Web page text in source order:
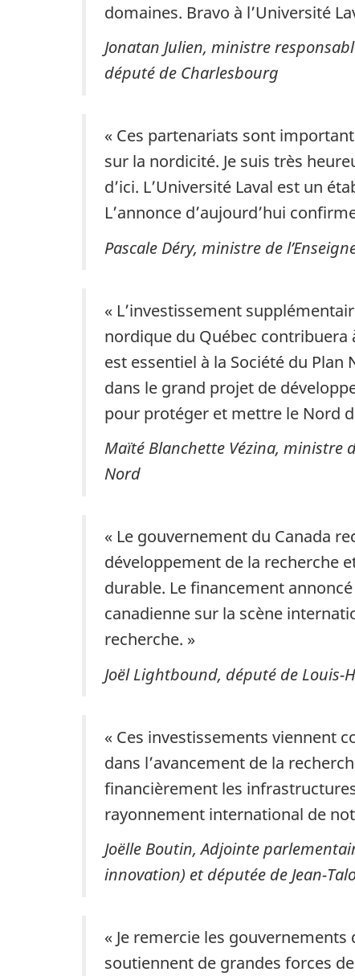
domaines. Bravo à l’Université
Jonatan Julien, ministre
député de Charlesbourg
« Ces partenariats sont
sur la nordicité. Je suis très
d’ici. L’Université Laval est un
L’annonce d’aujourd’hui
Pascale Déry, ministre de
« L’investissement
nordique du Québec contribuera
est essentiel à la Société du
dans le grand projet de
pour protéger et mettre le Nord
Maïté Blanchette Vézina, ministre
Nord
« Le gouvernement du Canada
développement de la recherche
durable. Le financement
canadienne sur la scène
recherche. »
Joël Lightbound, député de Louis-
« Ces investissements viennent
dans l’avancement de la
financièrement les
rayonnement international de
Joëlle Boutin, Adjointe
innovation) et députée de Jean-
« Je remercie les
soutiennent de grandes forces